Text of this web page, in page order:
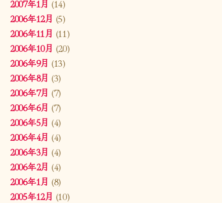
2007年1月 (14)
2006年12月 (5)
2006年11月 (11)
2006年10月 (20)
2006年9月 (13)
2006年8月 (3)
2006年7月 (7)
2006年6月 (7)
2006年5月 (4)
2006年4月 (4)
2006年3月 (4)
2006年2月 (4)
2006年1月 (8)
2005年12月 (10)